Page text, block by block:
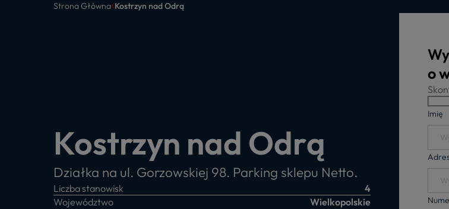
Strona Główna Kostrzyn nad Odrą
Kostrzyn nad Odrą
Działka na ul. Gorzowskiej 98. Parking sklepu Netto.
Liczba stanowisk
4
Województwo
Wielkopolskie
o
Imię